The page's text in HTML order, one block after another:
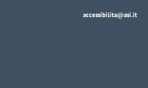
accessibilita@asi.it